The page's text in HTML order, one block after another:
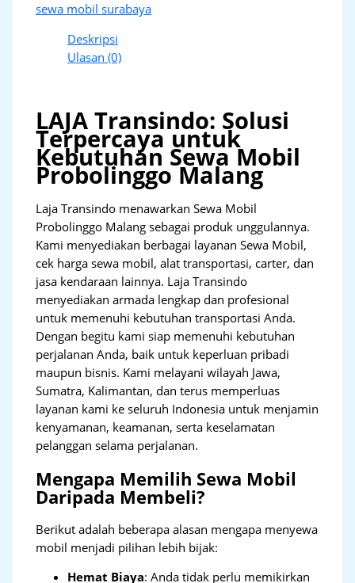
sewa mobil surabaya
Deskripsi
Ulasan (0)
LAJA Transindo: Solusi
Terpercaya untuk
Kebutuhan Sewa Mobil
Probolinggo Malang
Laja Transindo menawarkan Sewa Mobil
Probolinggo Malang sebagai produk unggulannya.
Kami menyediakan berbagai layanan Sewa Mobil,
cek harga sewa mobil, alat transportasi, carter, dan
jasa kendaraan lainnya. Laja Transindo
menyediakan armada lengkap dan profesional
untuk memenuhi kebutuhan transportasi Anda.
Dengan begitu kami siap memenuhi kebutuhan
perjalanan Anda, baik untuk keperluan pribadi
maupun bisnis. Kami melayani wilayah Jawa,
Sumatra, Kalimantan, dan terus memperluas
layanan kami ke seluruh Indonesia untuk menjamin
kenyamanan, keamanan, serta keselamatan
pelanggan selama perjalanan.
Mengapa Memilih Sewa Mobil
Daripada Membeli?
Berikut adalah beberapa alasan mengapa menyewa
mobil menjadi pilihan lebih bijak:
Hemat Biaya: Anda tidak perlu memikirkan